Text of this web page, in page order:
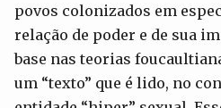
povos colonizados em
relação de poder e de sua
base nas teorias
um “texto” que é lido, no